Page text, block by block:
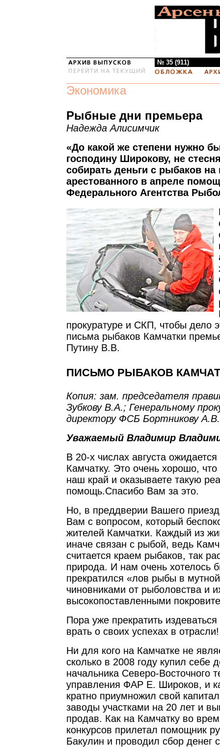
№ 35 (911)
Экономика
Рыбные дни премьера
Надежда Алисимчик
«До какой же степени нужно
господину Широкову, не
собирать деньги с рыбаков на
арестованного в апреле
Федерального Агентства
прокуратуре и СКП, чтобы дело
письма рыбаков Камчатки
Путину В.В.
ПИСЬМО РЫБАКОВ
Копия: зам. председателя
Зубкову В.А.; Генеральному
директору ФСБ Бортникову А.В.
Уважаемый Владимир
В 20-х числах августа
Камчатку. Это очень хорошо,
наш край и оказываете такую
помощь.Спасибо Вам за это.
Но, в преддверии Вашего
Вам с вопросом, который
жителей Камчатки. Каждый из
иначе связан с рыбой, ведь
считается краем рыбаков, так
природа. И нам очень хотелось
прекратился «лов рыбы в
чиновниками от рыболовства и
высокопоставленными
Пора уже прекратить
врать о своих успехах в
Ни для кого на Камчатке не
сколько в 2008 году купил себе
начальника Северо-Восточного
управления ФАР Е. Широков, и
кратно приумножил свой
заводы участками на 20 лет и
продав. Как на Камчатку во
конкурсов прилетал помощник
Бакулин и проводил сбор денег